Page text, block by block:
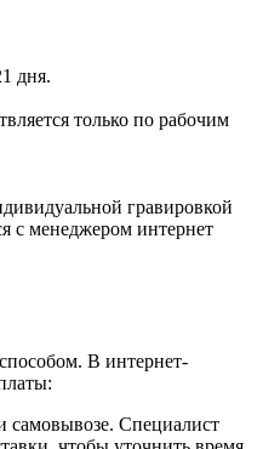
дня.
только по рабочим
гравировкой
с менеджером интернет
В интернет-
самовывозе. Специалист